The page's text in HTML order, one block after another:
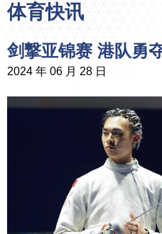
体育快讯
剑撃亚锦赛 港队勇
2024 年 06 月 28 日